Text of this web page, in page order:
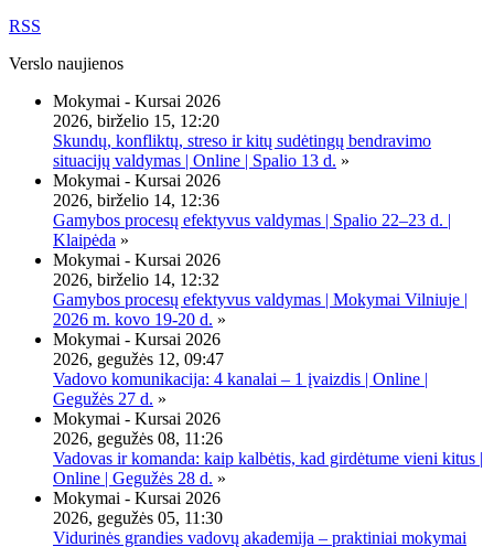
RSS
Verslo naujienos
Mokymai - Kursai 2026
2026, birželio 15, 12:20
Skundų, konfliktų, streso ir kitų sudėtingų bendravimo
situacijų valdymas | Online | Spalio 13 d. »
Mokymai - Kursai 2026
2026, birželio 14, 12:36
Gamybos procesų efektyvus valdymas | Spalio 22–23 d. |
Klaipėda »
Mokymai - Kursai 2026
2026, birželio 14, 12:32
Gamybos procesų efektyvus valdymas | Mokymai Vilniuje |
2026 m. kovo 19-20 d. »
Mokymai - Kursai 2026
2026, gegužės 12, 09:47
Vadovo komunikacija: 4 kanalai – 1 įvaizdis | Online |
Gegužės 27 d. »
Mokymai - Kursai 2026
2026, gegužės 08, 11:26
Vadovas ir komanda: kaip kalbėtis, kad girdėtume vieni kitus |
Online | Gegužės 28 d. »
Mokymai - Kursai 2026
2026, gegužės 05, 11:30
Vidurinės grandies vadovų akademija – praktiniai mokymai